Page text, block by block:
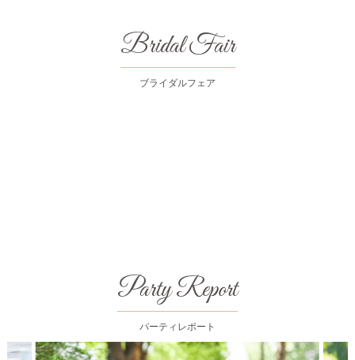
Bridal Fair
ブライダルフェア
Party Report
パーティレポート